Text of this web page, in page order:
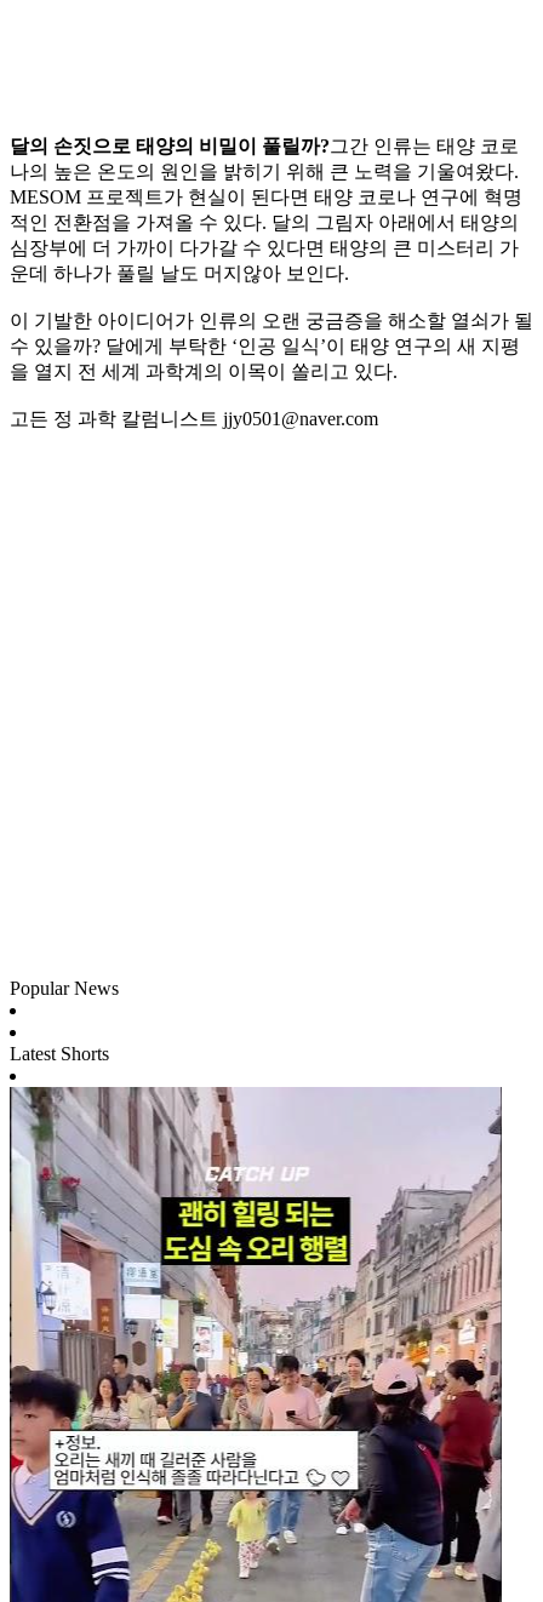
달의 손짓으로 태양의 비밀이 풀릴까?그간 인류는 태양 코로
나의 높은 온도의 원인을 밝히기 위해 큰 노력을 기울여왔다.
MESOM 프로젝트가 현실이 된다면 태양 코로나 연구에 혁명
적인 전환점을 가져올 수 있다. 달의 그림자 아래에서 태양의
심장부에 더 가까이 다가갈 수 있다면 태양의 큰 미스터리 가
운데 하나가 풀릴 날도 머지않아 보인다.
이 기발한 아이디어가 인류의 오랜 궁금증을 해소할 열쇠가 될
수 있을까? 달에게 부탁한 ‘인공 일식’이 태양 연구의 새 지평
을 열지 전 세계 과학계의 이목이 쏠리고 있다.
고든 정 과학 칼럼니스트 jjy0501@naver.com
Popular News
Latest Shorts